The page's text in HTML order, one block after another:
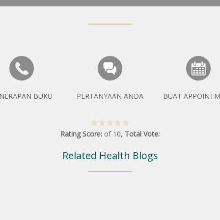
BUKU PERTANYAAN ANDA BUAT
Rating Score: of 10, Total Vote:
Related Health Blogs